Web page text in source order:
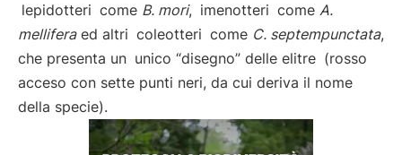
lepidotteri come B. mori, imenotteri come A.
melliferaed altri coleotteri come C. septempunctata,
che presenta un unico “disegno” delle elitre (rosso
acceso con sette punti neri, da cui deriva il nome
della specie).